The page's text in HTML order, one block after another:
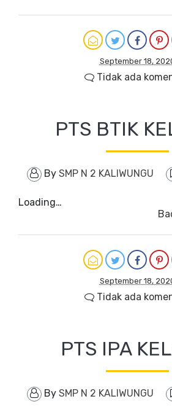
September 18,
Tidak ada
PTS BTIK
By SMP N 2 KALIWUNGU
Loading…
September 18,
Tidak ada
PTS IPA
By SMP N 2 KALIWUNGU